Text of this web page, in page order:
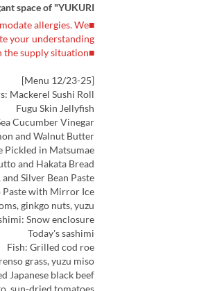
space of "YUKURI."
allergies. We
your understanding.
■The menu may change depending on the supply situation.
[Menu 12/23-25]
Mackerel Sushi Roll
Fugu Skin Jellyfish
Cucumber Vinegar
and Walnut Butter
Pickled in Matsumae
and Hakata Bread
and Silver Bean Paste
Paste with Mirror Ice
ginkgo nuts, yuzu
Snow enclosure
Today's sashimi
Fish: Grilled cod roe
grass, yuzu miso
Japanese black beef
sun-dried tomatoes